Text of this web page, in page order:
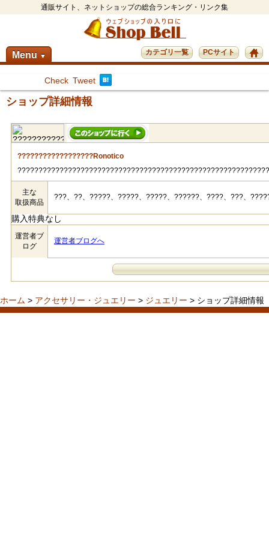
通販サイト、ネットショップの総合ランキング・リンク集
Menu ▼ PCサイト
カテゴリ一覧
Check Tweet
ショップ詳細情報
??????????????????Ronotico
主な
取扱商品
???、??、?????、?????、?????、??????、????、???、
購入特典なし
運営者ブ
ログ
運営者ブログへ
ホーム > アクセサリー・ジュエリー > ジュエリー > ショップ詳細情報